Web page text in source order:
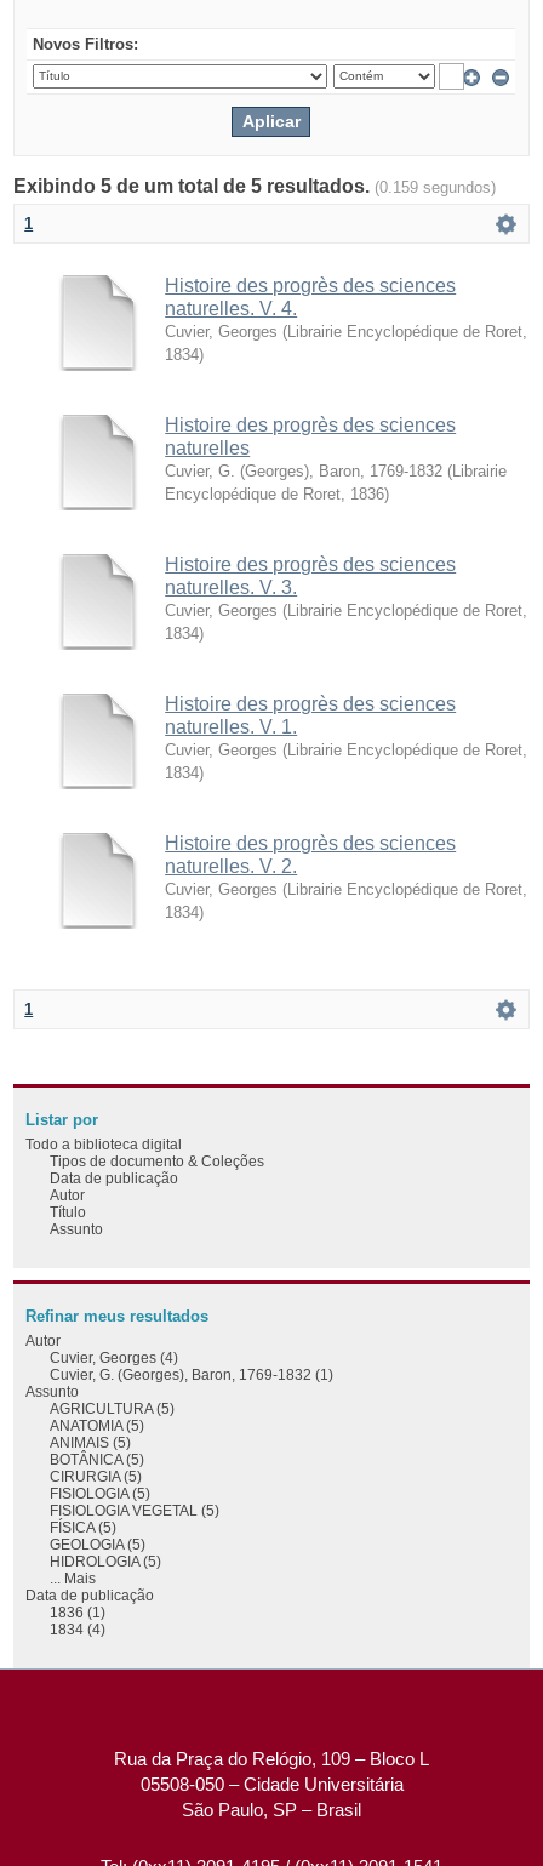
Novos Filtros:
Exibindo 5 de um total de 5 resultados. (0.159 segundos)
1
Histoire des progrès des sciences
naturelles. V. 4.
Cuvier, Georges ( Librairie Encyclopédique de Roret
1834)
Histoire des progrès des sciences
naturelles
Cuvier, G. (Georges), Baron, 1769-1832 ( Librairie
Encyclopédique de Roret 1836)
Histoire des progrès des sciences
naturelles. V. 3.
Cuvier, Georges ( Librairie Encyclopédique de Roret
1834)
Histoire des progrès des sciences
naturelles. V. 1.
Cuvier, Georges ( Librairie Encyclopédique de Roret
1834)
Histoire des progrès des sciences
naturelles. V. 2.
Cuvier, Georges ( Librairie Encyclopédique de Roret
1834)
1
Listar por
Todo a biblioteca digital
Tipos de documento & Coleções
Data de publicação
Autor
Título
Assunto
Refinar meus resultados
Autor
Cuvier, Georges (4)
Cuvier, G. (Georges), Baron, 1769-1832 (1)
Assunto
AGRICULTURA (5)
ANATOMIA (5)
ANIMAIS (5)
BOTÂNICA (5)
CIRURGIA (5)
FISIOLOGIA (5)
FISIOLOGIA VEGETAL (5)
FÍSICA (5)
GEOLOGIA (5)
HIDROLOGIA (5)
... Mais
Data de publicação
1836 (1)
1834 (4)
Rua da Praça do Relógio, 109 – Bloco L
05508-050 – Cidade Universitária
São Paulo, SP – Brasil